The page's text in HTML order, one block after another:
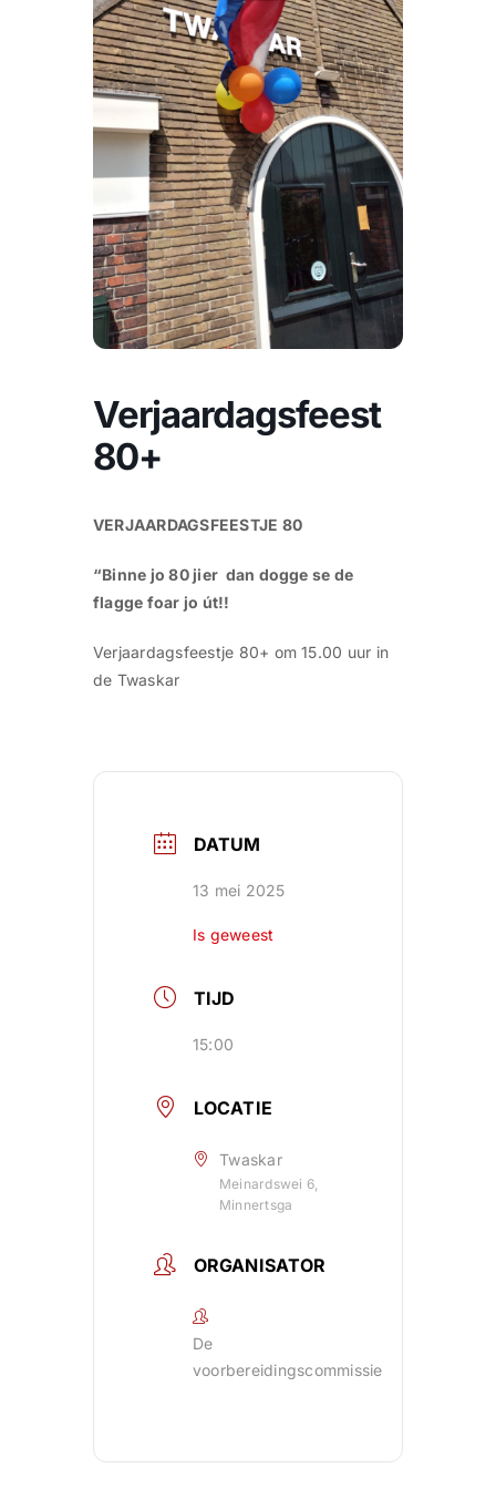
Zoeken
naar:
Verjaardagsfeest
80+
VERJAARDAGSFEESTJE 80
“Binne jo 80 jier dan dogge se de
flagge foar jo út!!
Verjaardagsfeestje 80+ om 15.00 uur in
de Twaskar
DATUM
13 mei 2025
Is geweest
TIJD
15:00
LOCATIE
Twaskar
Meinardswei 6,
Minnertsga
ORGANISATOR
De
voorbereidingscommissie